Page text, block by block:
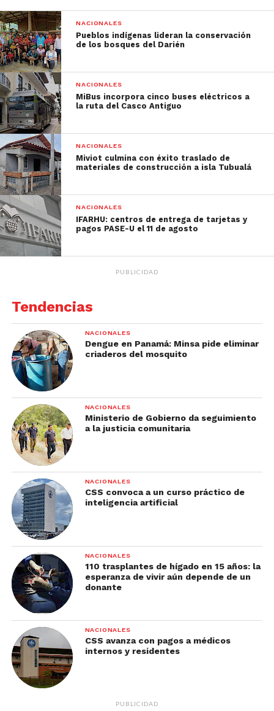
NACIONALES
Pueblos indígenas lideran la conservación
de los bosques del Darién
NACIONALES
MiBus incorpora cinco buses eléctricos a
la ruta del Casco Antiguo
NACIONALES
Miviot culmina con éxito traslado de
materiales de construcción a isla Tubualá
NACIONALES
IFARHU: centros de entrega de tarjetas y
pagos PASE-U el 11 de agosto
PUBLICIDAD
Tendencias
NACIONALES
Dengue en Panamá: Minsa pide eliminar
criaderos del mosquito
NACIONALES
Ministerio de Gobierno da seguimiento
a la justicia comunitaria
NACIONALES
CSS convoca a un curso práctico de
inteligencia artificial
NACIONALES
110 trasplantes de hígado en 15 años: la
esperanza de vivir aún depende de un
donante
NACIONALES
CSS avanza con pagos a médicos
internos y residentes
PUBLICIDAD